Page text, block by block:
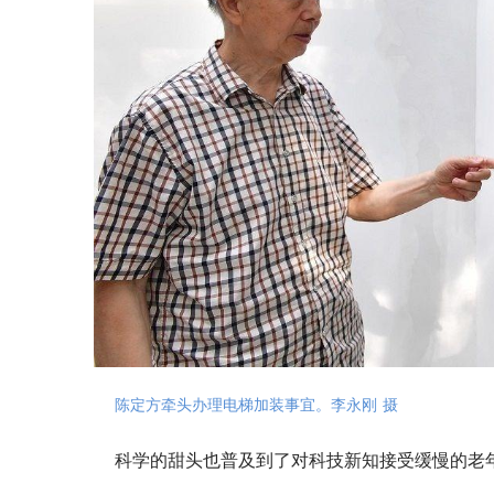
陈定方牵头办理电梯加装事宜。李永刚 摄
科学的甜头也普及到了对科技新知接受缓慢的老